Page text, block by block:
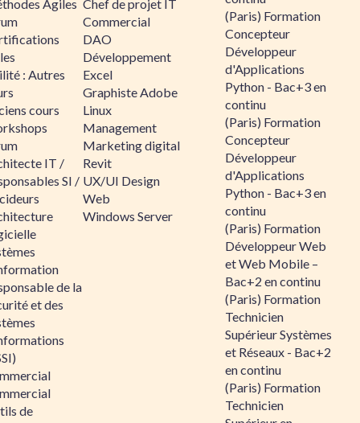
Agiles
: Autres
cours
IT /
SI /
de la
et des
de
Chef de projet IT
Commercial
DAO
Développement
Excel
Graphiste Adobe
Linux
Management
Marketing digital
Revit
UX/UI Design
Web
Windows Server
(Paris) Formation
Concepteur
Développeur
d'Applications
Python - Bac+3 en
continu
(Paris) Formation
Concepteur
Développeur
d'Applications
Python - Bac+3 en
continu
(Paris) Formation
Développeur Web
et Web Mobile –
Bac+2 en continu
(Paris) Formation
Technicien
Supérieur Systèmes
et Réseaux - Bac+2
en continu
(Paris) Formation
Technicien